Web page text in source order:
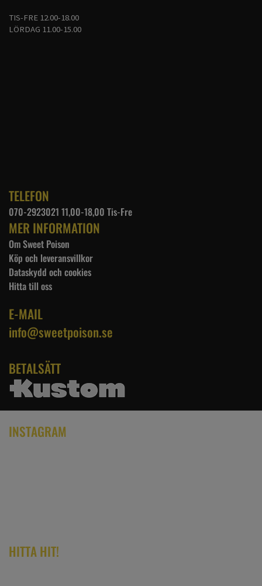
TIS-FRE 12.00-18.00
LÖRDAG 11.00-15.00
TELEFON
070-2923021 11,00-18,00 Tis-Fre
MER INFORMATION
Om Sweet Poison
Köp och leveransvillkor
Dataskydd och cookies
Hitta till oss
E-MAIL
info@sweetpoison.se
BETALSÄTT
INSTAGRAM
HITTA HIT!